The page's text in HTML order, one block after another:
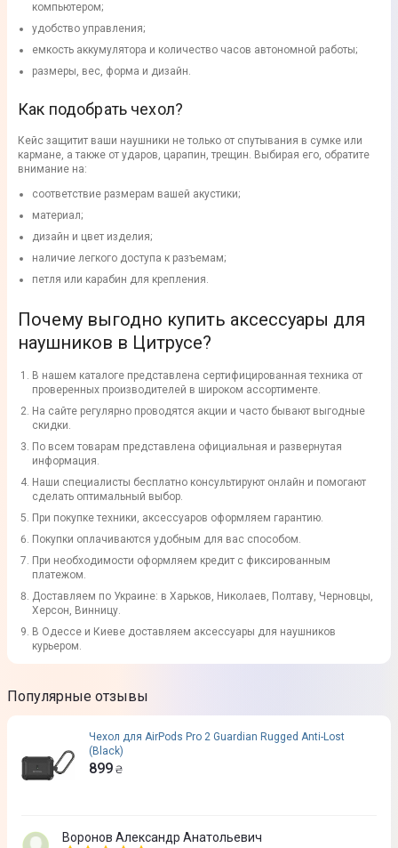
компьютером;
удобство управления;
емкость аккумулятора и количество часов автономной работы;
размеры, вес, форма и дизайн.
Как подобрать чехол?
Кейс защитит ваши наушники не только от спутывания в сумке или
кармане, а также от ударов, царапин, трещин. Выбирая его, обратите
внимание на:
соответствие размерам вашей акустики;
материал;
дизайн и цвет изделия;
наличие легкого доступа к разъемам;
петля или карабин для крепления.
Почему выгодно купить аксессуары для
наушников в Цитрусе?
В нашем каталоге представлена сертифицированная техника от
проверенных производителей в широком ассортименте.
На сайте регулярно проводятся акции и часто бывают выгодные
скидки.
По всем товарам представлена официальная и развернутая
информация.
Наши специалисты бесплатно консультируют онлайн и помогают
сделать оптимальный выбор.
При покупке техники, аксессуаров оформляем гарантию.
Покупки оплачиваются удобным для вас способом.
При необходимости оформляем кредит с фиксированным
платежом.
Доставляем по Украине: в Харьков, Николаев, Полтаву, Черновцы,
Херсон, Винницу.
В Одессе и Киеве доставляем аксессуары для наушников
курьером.
Популярные отзывы
Чехол для AirPods Pro 2 Guardian Rugged Anti-Lost
(Black)
899 ₴
Воронов Александр Анатольевич